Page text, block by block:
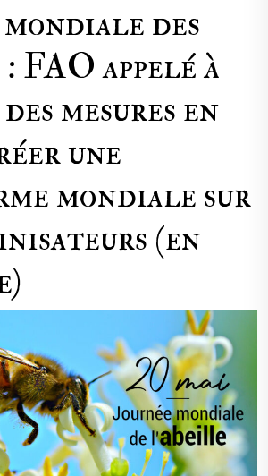
des
FAO appelé à
mesures en
une
mondiale sur
(en